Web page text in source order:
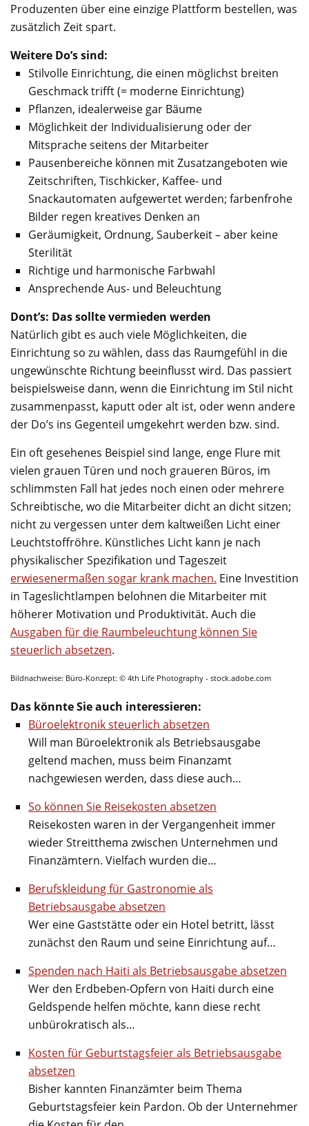
Produzenten über eine einzige Plattform bestellen, was
zusätzlich Zeit spart.
Weitere Do’s sind:
Stilvolle Einrichtung, die einen möglichst breiten
Geschmack trifft (= moderne Einrichtung)
Pflanzen, idealerweise gar Bäume
Möglichkeit der Individualisierung oder der
Mitsprache seitens der Mitarbeiter
Pausenbereiche können mit Zusatzangeboten wie
Zeitschriften, Tischkicker, Kaffee- und
Snackautomaten aufgewertet werden; farbenfrohe
Bilder regen kreatives Denken an
Geräumigkeit, Ordnung, Sauberkeit – aber keine
Sterilität
Richtige und harmonische Farbwahl
Ansprechende Aus- und Beleuchtung
Dont’s: Das sollte vermieden werden
Natürlich gibt es auch viele Möglichkeiten, die
Einrichtung so zu wählen, dass das Raumgefühl in die
ungewünschte Richtung beeinflusst wird. Das passiert
beispielsweise dann, wenn die Einrichtung im Stil nicht
zusammenpasst, kaputt oder alt ist, oder wenn andere
der Do’s ins Gegenteil umgekehrt werden bzw. sind.
Ein oft gesehenes Beispiel sind lange, enge Flure mit
vielen grauen Türen und noch graueren Büros, im
schlimmsten Fall hat jedes noch einen oder mehrere
Schreibtische, wo die Mitarbeiter dicht an dicht sitzen;
nicht zu vergessen unter dem kaltweißen Licht einer
Leuchtstoffröhre. Künstliches Licht kann je nach
physikalischer Spezifikation und Tageszeit
erwiesenermaßen sogar krank machen. Eine Investition
in Tageslichtlampen belohnen die Mitarbeiter mit
höherer Motivation und Produktivität. Auch die
Ausgaben für die Raumbeleuchtung können Sie
steuerlich absetzen.
Bildnachweise: Büro-Konzept: © 4th Life Photography - stock.adobe.com
Das könnte Sie auch interessieren:
Büroelektronik steuerlich absetzen
Will man Büroelektronik als Betriebsausgabe
geltend machen, muss beim Finanzamt
nachgewiesen werden, dass diese auch…
So können Sie Reisekosten absetzen
Reisekosten waren in der Vergangenheit immer
wieder Streitthema zwischen Unternehmen und
Finanzämtern. Vielfach wurden die…
Berufskleidung für Gastronomie als
Betriebsausgabe absetzen
Wer eine Gaststätte oder ein Hotel betritt, lässt
zunächst den Raum und seine Einrichtung auf…
Spenden nach Haiti als Betriebsausgabe absetzen
Wer den Erdbeben-Opfern von Haiti durch eine
Geldspende helfen möchte, kann diese recht
unbürokratisch als…
Kosten für Geburtstagsfeier als Betriebsausgabe
absetzen
Bisher kannten Finanzämter beim Thema
Geburtstagsfeier kein Pardon. Ob der Unternehmer